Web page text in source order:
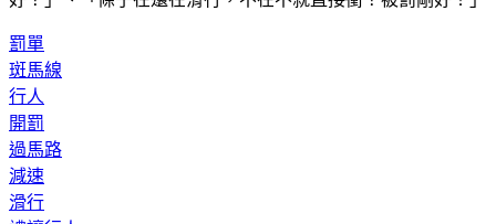
罰單
斑馬線
行人
開罰
過馬路
減速
滑行